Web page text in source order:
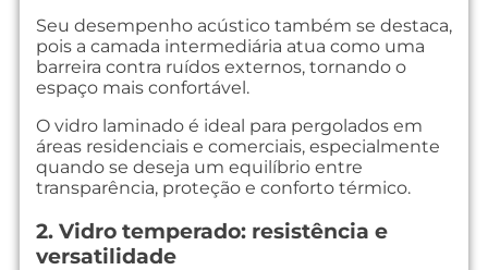
Seu desempenho acústico também se destaca,
pois a camada intermediária atua como uma
barreira contra ruídos externos, tornando o
espaço mais confortável.
O vidro laminado é ideal para pergolados em
áreas residenciais e comerciais, especialmente
quando se deseja um equilíbrio entre
transparência, proteção e conforto térmico.
2. Vidro temperado: resistência e
versatilidade